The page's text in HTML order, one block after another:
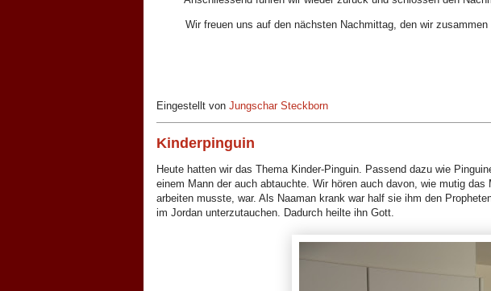
Wir freuen uns auf den nächsten Nachmittag, den wir
Eingestellt von Jungschar Steckborn
Kinderpinguin
Heute hatten wir das Thema Kinder-Pinguin. Passend dazu wie
einem Mann der auch abtauchte. Wir hören auch davon, wie mutig
arbeiten musste, war. Als Naaman krank war half sie ihm den
im Jordan unterzutauchen. Dadurch heilte ihn Gott.